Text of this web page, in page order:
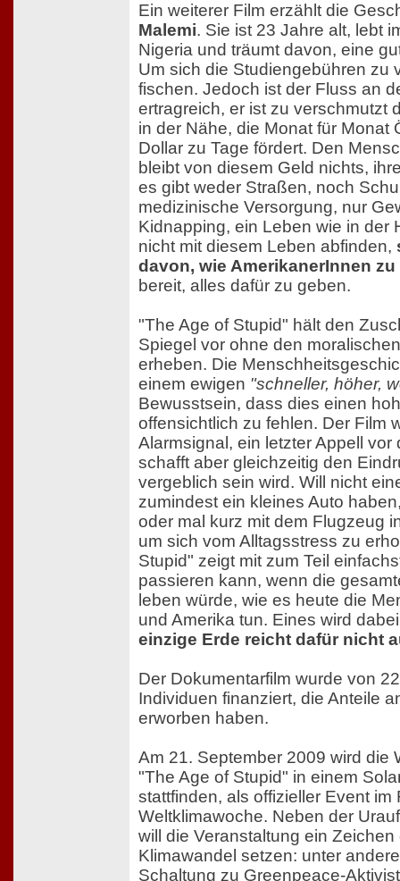
Ein weiterer Film erzählt die
Malemi. Sie ist 23 Jahre alt, lebt
Nigeria und träumt davon, eine
Um sich die Studiengebühren zu
fischen. Jedoch ist der Fluss an
ertragreich, er ist zu verschmutzt
in der Nähe, die Monat für Monat
Dollar zu Tage fördert. Den
bleibt von diesem Geld nichts,
es gibt weder Straßen, noch
medizinische Versorgung, nur
Kidnapping, ein Leben wie in der
nicht mit diesem Leben abfinden,
davon, wie AmerikanerInnen zu
bereit, alles dafür zu geben.
"The Age of Stupid" hält den
Spiegel vor ohne den
erheben. Die
einem ewigen "schneller, höher,
Bewusstsein, dass dies einen
offensichtlich zu fehlen. Der Film
Alarmsignal, ein letzter Appell vor
schafft aber gleichzeitig den
vergeblich sein wird. Will nicht
zumindest ein kleines Auto
oder mal kurz mit dem Flugzeug
um sich vom Alltagsstress zu
Stupid" zeigt mit zum Teil
passieren kann, wenn die
leben würde, wie es heute die
und Amerika tun. Eines wird
einzige Erde reicht dafür nicht
Der Dokumentarfilm wurde von
Individuen finanziert, die Anteile
erworben haben.
Am 21. September 2009 wird die
"The Age of Stupid" in einem
stattfinden, als offizieller Event im
Weltklimawoche. Neben der
will die Veranstaltung ein
Klimawandel setzen: unter
Schaltung zu Greenpeace-